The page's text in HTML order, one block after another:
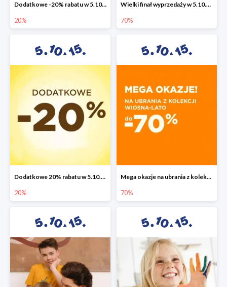
Dodatkowe -20% rabatu w 5.10.15
20%
Wielki finał wyprzedaży w 5.10.15 do -70%
70%
Dodatkowe 20% rabatu w 5.10.15
20%
Mega okazje na ubrania z kolekcji wiosna-lato do -70%
70%